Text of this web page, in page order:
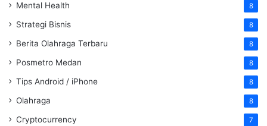
Mental Health 8
Strategi Bisnis 8
Berita Olahraga Terbaru 8
Posmetro Medan 8
Tips Android / iPhone 8
Olahraga 8
Cryptocurrency 7